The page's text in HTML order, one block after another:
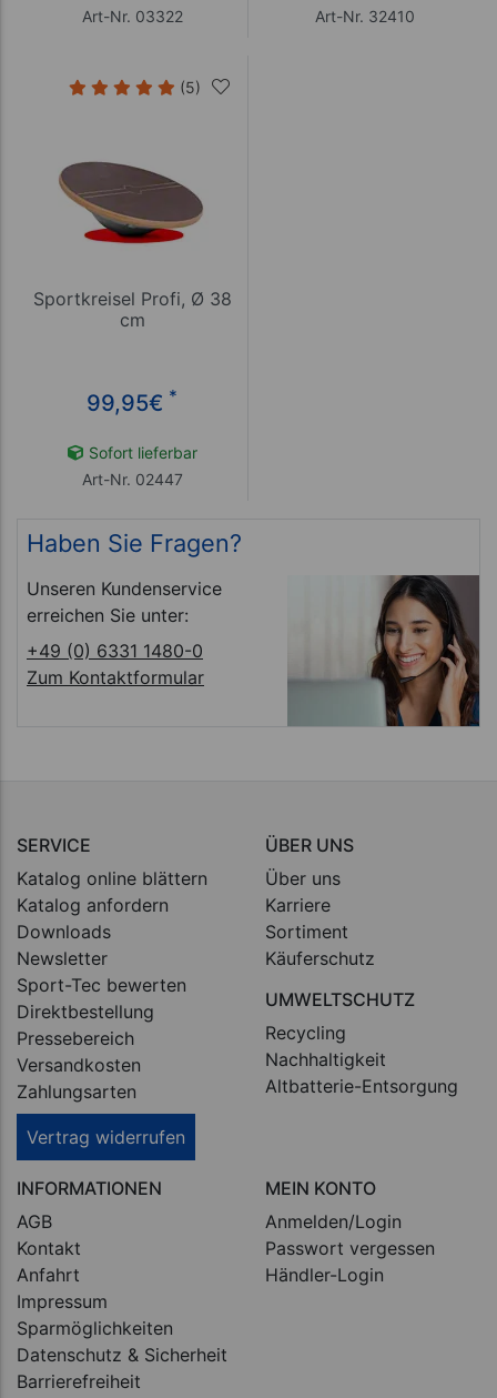
Art-Nr. 03322
Art-Nr. 32410
(5)
Sportkreisel Profi, Ø 38
cm
99,95€ *
Sofort lieferbar
Art-Nr. 02447
Haben Sie Fragen?
Unseren Kundenservice
erreichen Sie unter:
+49 (0) 6331 1480-0
Zum Kontaktformular
SERVICE
Katalog online blättern
Katalog anfordern
Downloads
Newsletter
Sport-Tec bewerten
Direktbestellung
Pressebereich
Versandkosten
Zahlungsarten
Vertrag widerrufen
ÜBER UNS
Über uns
Karriere
Sortiment
Käuferschutz
UMWELTSCHUTZ
Recycling
Nachhaltigkeit
Altbatterie-Entsorgung
INFORMATIONEN
AGB
Kontakt
Anfahrt
Impressum
Sparmöglichkeiten
Datenschutz & Sicherheit
Barrierefreiheit
MEIN KONTO
Anmelden/Login
Passwort vergessen
Händler-Login